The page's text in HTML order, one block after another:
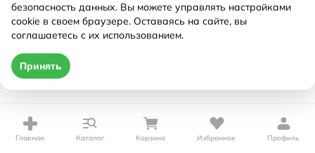
Главная Каталог Корзина Избранное Профиль
безопасность данных. Вы можете управлять настройками
cookie в своем браузере. Оставаясь на сайте, вы
соглашаетесь с их использованием.
Принять